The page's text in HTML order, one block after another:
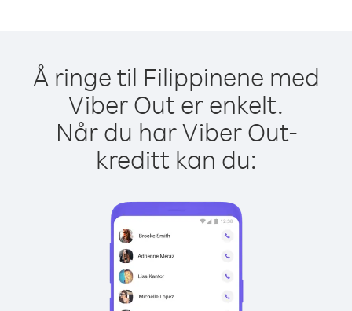
Å ringe til Filippinene med
Viber Out er enkelt.
Når du har Viber Out-
kreditt kan du: